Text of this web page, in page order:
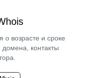
возрасте и сроке
домена, контакты